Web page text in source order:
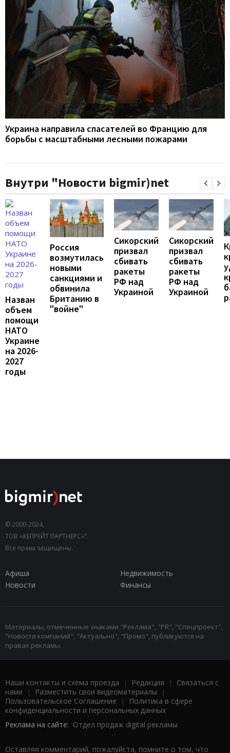
Украина направила спасателей во Францию для
борьбы с масштабными лесными пожарами
Внутри "Новости bigmir)net
Назван
объем
помощи
НАТО
Украине
на 2026-
2027
годы
Россия
возмутилась
новыми
санкциями и
обвинила
Британию в
"войне"
Сикорский
призвал
сбивать
ракеты
РФ над
Украиной
Сикорский
призвал
сбивать
ракеты
РФ над
Украиной
© 2000-2024,
ТОВ «КЕПРЕЙТ ПАРТНЕРС»".
Все права защищены.
Афиша
Недвижимость
Новости
Финансы
Материалы, отмеченные знаками "Реклама", "PR", "Спецпроект",
"Новости компаний", "Актуально", "Промо", публикуются на
правах рекламы.
Наши контакты и схема проезда | Редакция | Связаться с
нами | Разместить свои видеоматериалы |
Пользовательское Соглашение |
Политика в сфере
конфиденциальности и персональных данных
Реклама на сайте: Отдел продаж digital рекламы
Оставляя комментарий, пожалуйста, помните о том, что